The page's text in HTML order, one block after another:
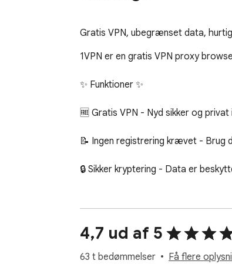
Gratis VPN, ubegrænset data,
1VPN er en gratis VPN proxy
✨ Funktioner ✨
🆓 Gratis VPN - Nyd sikker og
📝 Ingen registrering krævet - Brug
🔒 Sikker kryptering - Data er
♾️ Ubegrænset båndbredde - Ingen
⚡ Hurtige hastigheder - Konsekvent
4,7 ud af 5
63 t bedømmelser Få flere